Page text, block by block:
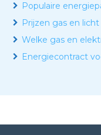
Populaire
Prijzen gas en
Welke gas en
Energiecontract